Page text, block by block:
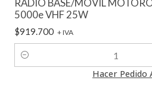
RADIO BASE/MOVIL
5000e VHF 25W
$919.700 + IVA
Cantidad
Hacer Pedido